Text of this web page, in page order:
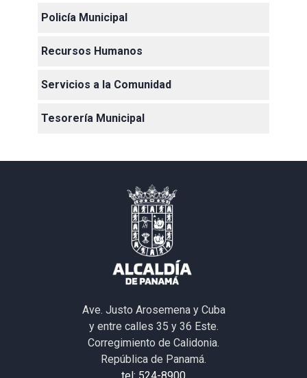
Policía Municipal
Recursos Humanos
Servicios a la Comunidad
Tesorería Municipal
Ave. Justo Arosemena y Cuba
y entre calles 35 y 36 Este.
Corregimiento de Calidonia.
República de Panamá.
tel: 524-8900